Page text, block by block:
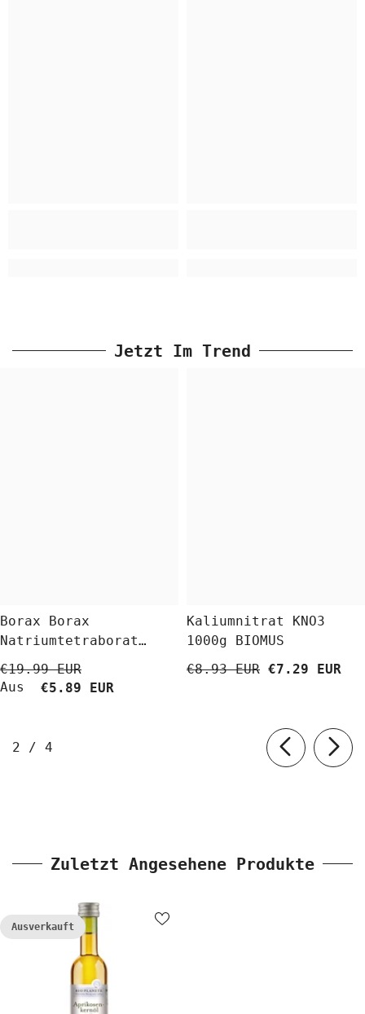
Jetzt Im Trend
Borax Borax
Natriumtetraborat
Decahydrat 5 Kg
BioLaboratorium
€19.99 EUR
Aus
€5.89 EUR
Kaliumnitrat KNO3
1000g BIOMUS
€8.93 EUR €7.29 EUR
2 / von
4
Zuletzt Angesehene Produkte
Ausverkauft